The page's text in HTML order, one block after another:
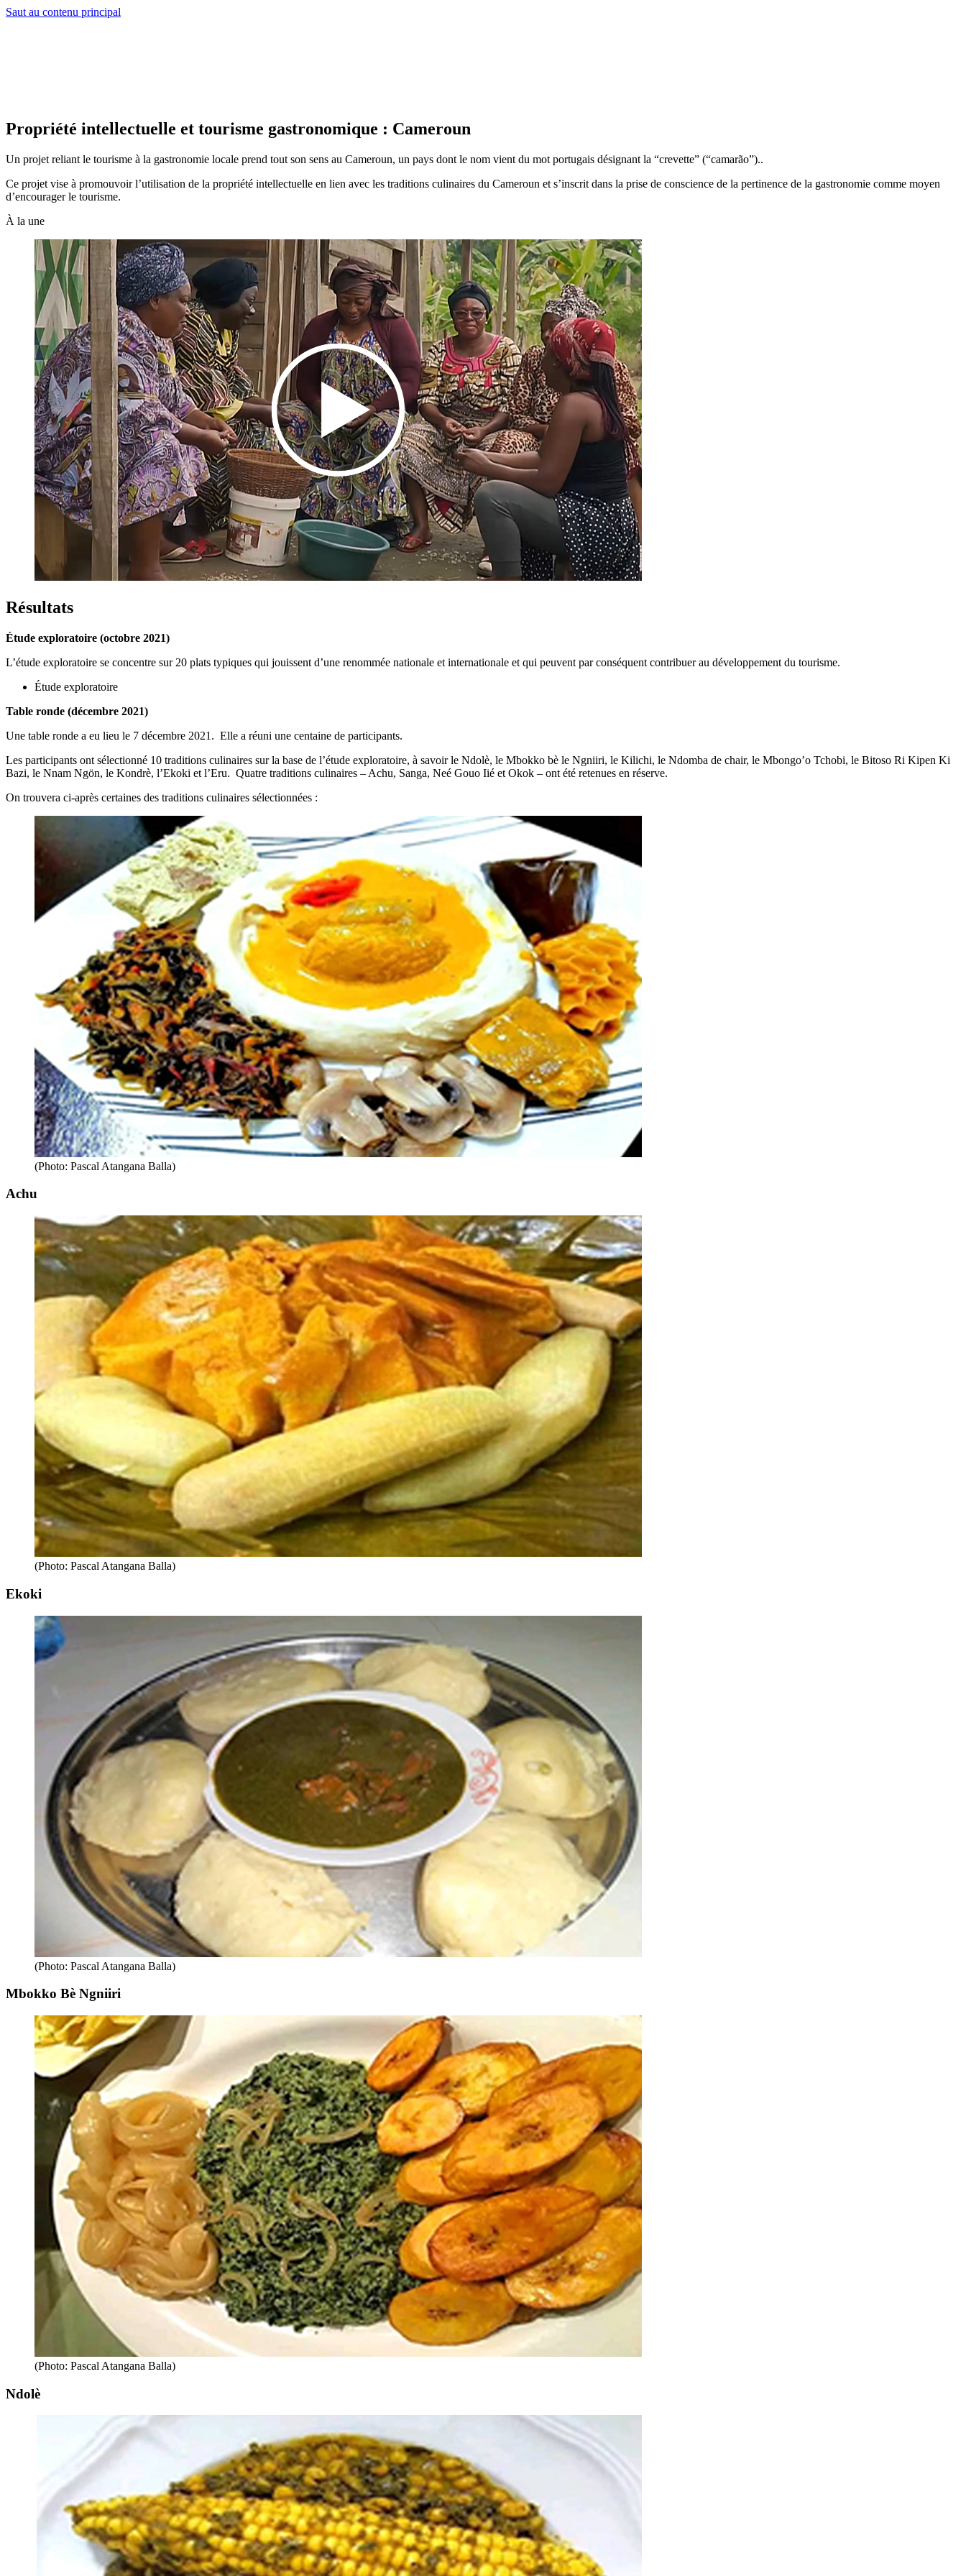
Saut au contenu principal
Propriété intellectuelle et tourisme gastronomique : Cameroun
Un projet reliant le tourisme à la gastronomie locale prend tout son sens au Cameroun, un pays dont le nom vient du mot portugais désignant la “crevette” (“camarão”)..
Ce projet vise à promouvoir l’utilisation de la propriété intellectuelle en lien avec les traditions culinaires du Cameroun et s’inscrit dans la prise de conscience de la pertinence de la gastronomie comme moyen
d’encourager le tourisme.
À la une
Résultats
Étude exploratoire (octobre 2021)
L’étude exploratoire se concentre sur 20 plats typiques qui jouissent d’une renommée nationale et internationale et qui peuvent par conséquent contribuer au développement du tourisme.
Étude exploratoire
Table ronde (décembre 2021)
Une table ronde a eu lieu le 7 décembre 2021. Elle a réuni une centaine de participants.
Les participants ont sélectionné 10 traditions culinaires sur la base de l’étude exploratoire, à savoir le Ndolè, le Mbokko bè le Ngniiri, le Kilichi, le Ndomba de chair, le Mbongo’o Tchobi, le Bitoso Ri Kipen Ki
Bazi, le Nnam Ngön, le Kondrè, l’Ekoki et l’Eru. Quatre traditions culinaires – Achu, Sanga, Neé Gouo Iié et Okok – ont été retenues en réserve.
On trouvera ci-après certaines des traditions culinaires sélectionnées :
(Photo: Pascal Atangana Balla)
Achu
(Photo: Pascal Atangana Balla)
Ekoki
(Photo: Pascal Atangana Balla)
Mbokko Bè Ngniiri
(Photo: Pascal Atangana Balla)
Ndolè